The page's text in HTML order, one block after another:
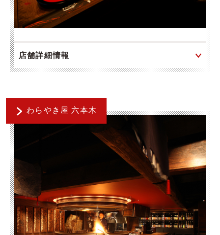
店舗詳細情報
わらやき屋 六本木